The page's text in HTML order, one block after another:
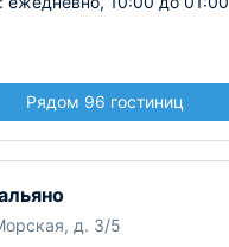
Рядом 96 гостиниц
д. 3/5